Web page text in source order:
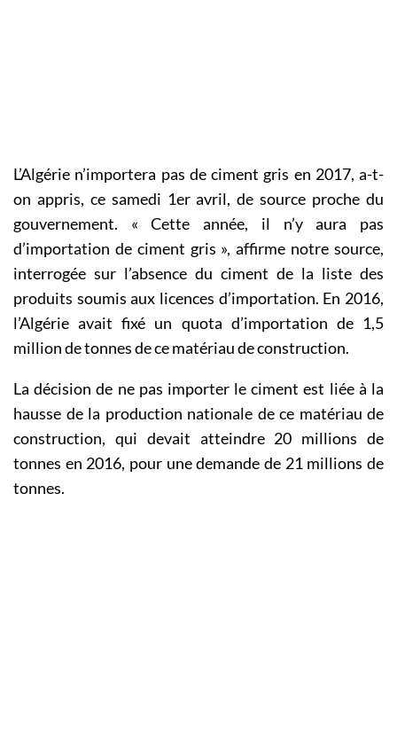
L’Algérie n’importera pas de ciment gris en 2017, a-t-
on appris, ce samedi 1er avril, de source proche du
gouvernement. « Cette année, il n’y aura pas
d’importation de ciment gris », affirme notre source,
interrogée sur l’absence du ciment de la liste des
produits soumis aux licences d’importation. En 2016,
l’Algérie avait fixé un quota d’importation de 1,5
million de tonnes de ce matériau de construction.
La décision de ne pas importer le ciment est liée à la
hausse de la production nationale de ce matériau de
construction, qui devait atteindre 20 millions de
tonnes en 2016, pour une demande de 21 millions de
tonnes.